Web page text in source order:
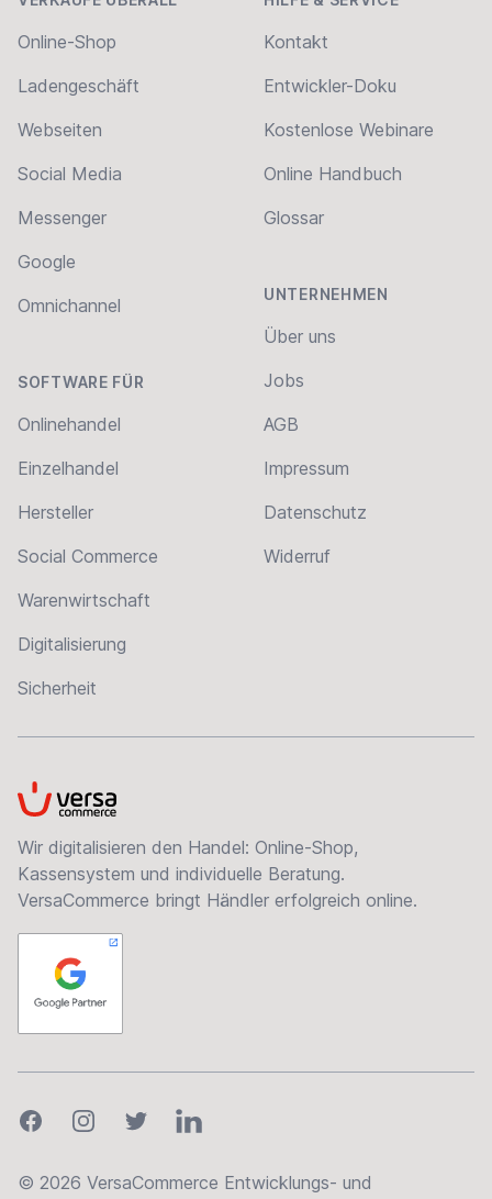
Online-Shop
Ladengeschäft
Webseiten
Social Media
Messenger
Google
Omnichannel
SOFTWARE FÜR
Onlinehandel
Einzelhandel
Hersteller
Social Commerce
Warenwirtschaft
Digitalisierung
Sicherheit
Kontakt
Entwickler-Doku
Kostenlose Webinare
Online Handbuch
Glossar
UNTERNEHMEN
Über uns
Jobs
AGB
Impressum
Datenschutz
Widerruf
VersaCommerce
Wir digitalisieren den Handel: Online-Shop,
Kassensystem und individuelle Beratung.
VersaCommerce bringt Händler erfolgreich online.
FacebookInstagramTwitterLinkedIn
© 2026 VersaCommerce Entwicklungs- und